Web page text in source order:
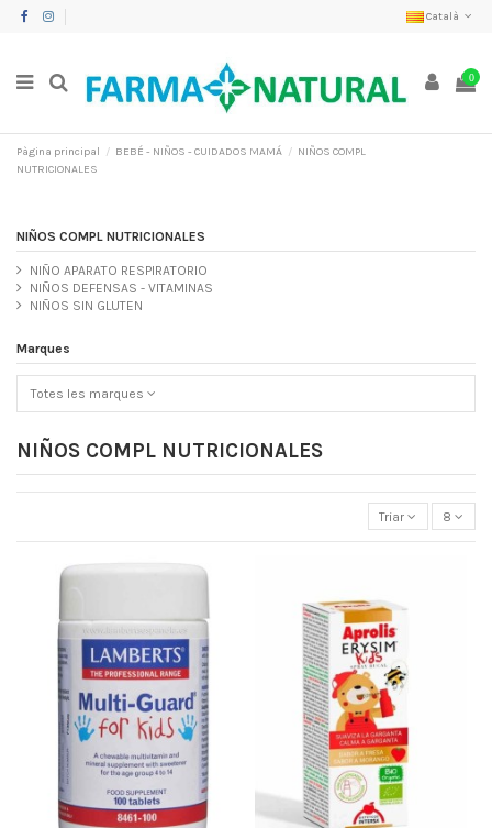
Català
0
Pàgina principal BEBÉ - NIÑOS - CUIDADOS MAMÁ
NIÑOS COMPL
NUTRICIONALES
NIÑOS COMPL NUTRICIONALES
Triar 8
NIÑOS COMPL NUTRICIONALES
NIÑO APARATO RESPIRATORIO
NIÑOS DEFENSAS - VITAMINAS
NIÑOS SIN GLUTEN
Marques
Totes les marques